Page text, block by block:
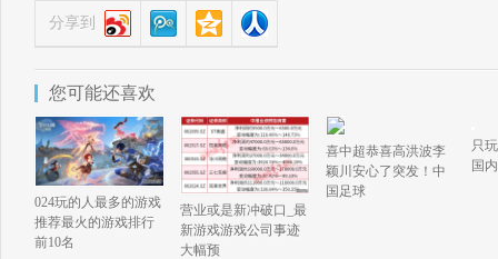
分享到
您可能还喜欢
024玩的人最多的游戏
推荐最火的游戏排行
前10名
营业或是新冲破口_最
新游戏游戏公司事迹
大幅预
喜中超恭喜高洪波李
颖川安心了突发！中
国足球
只
国